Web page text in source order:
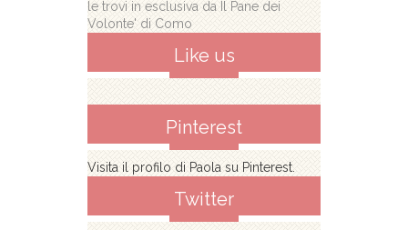
le trovi in esclusiva da Il Pane dei
Volonte' di Como
Like us
Pinterest
Visita il profilo di Paola su Pinterest.
Twitter